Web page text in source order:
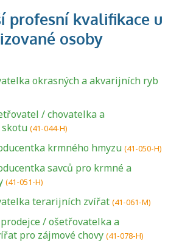
okrasných a akvarijních ryb
/ chovatelka a
(41-044-H)
krmného hmyzu (41-050-H)
savců pro krmné a
(41-051-H)
terarijních zvířat (41-061-M)
/ ošetřovatelka a
pro zájmové chovy (41-078-H)